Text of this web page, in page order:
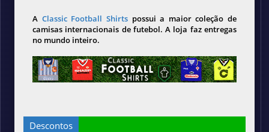
A Classic Football Shirts possui a maior coleção de
camisas internacionais de futebol. A loja faz entregas
no mundo inteiro.
Descontos